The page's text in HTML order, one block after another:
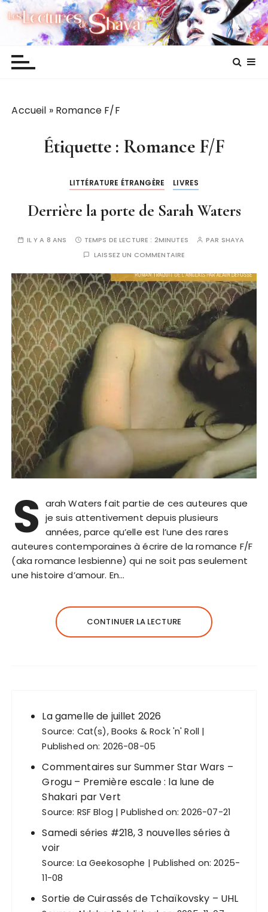
P
Les lectures de Shaya
Accueil » Romance F/F
Étiquette : Romance F/F
LITTÉRATURE ÉTRANGÈRE LIVRES
Derrière la porte de Sarah Waters
IL Y A 8 ANS TEMPS DE LECTURE : 2MINUTES PAR SHAYA
LAISSEZ UN COMMENTAIRE
S arah Waters fait partie de ces auteures que
je suis attentivement depuis plusieurs
années, parce qu’elle est l’une des rares
auteures contemporaines à écrire de la romance F/F
(aka romance lesbienne) qui ne soit pas seulement
une histoire d’amour. En…
CONTINUER LA LECTURE
La gamelle de juillet 2026
Source: Cat(s), Books & Rock 'n' Roll
Published on: 2026-08-05
Commentaires sur Summer Star Wars –
Grogu – Première escale : la lune de
Shakari par Vert
Source: RSF Blog Published on: 2026-07-21
Samedi séries #218, 3 nouvelles séries à
voir
Source: La Geekosophe
Published on: 2025-
11-08
Sortie de Cuirassés de Tchaïkovsky – UHL